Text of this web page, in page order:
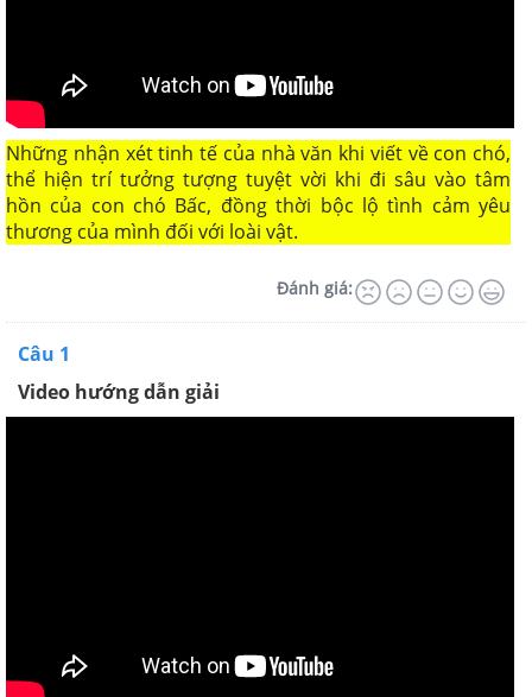
Những nhận xét tinh tế của nhà văn khi viết về con chó,
thể hiện trí tưởng tượng tuyệt vời khi đi sâu vào tâm
hồn của con chó Bấc, đồng thời bộc lộ tình cảm yêu
thương của mình đối với loài vật.
Đánh giá:
Câu 1
Video hướng dẫn giải